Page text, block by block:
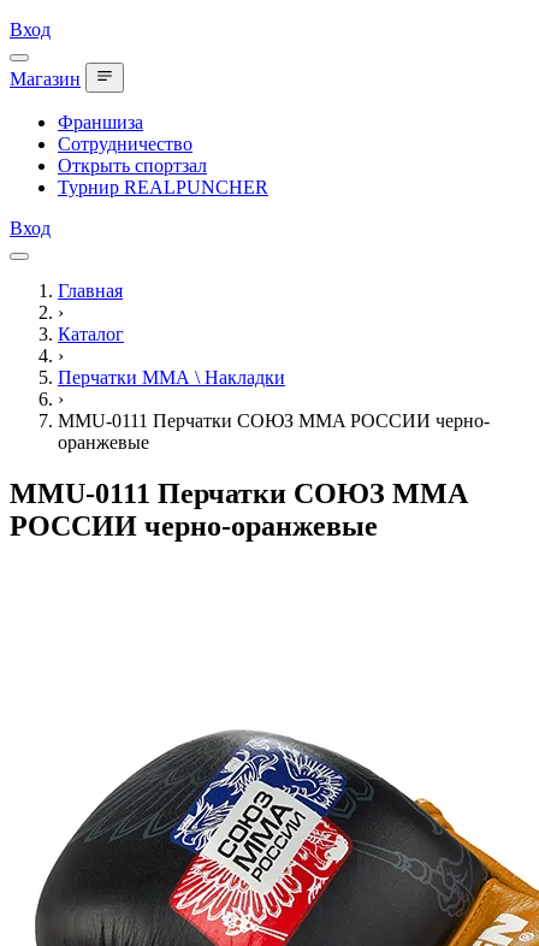
Вход
Магазин
Франшиза
Сотрудничество
Открыть спортзал
Турнир REALPUNCHER
Вход
Главная
›
Каталог
›
Перчатки ММА \ Накладки
›
MMU-0111 Перчатки СОЮЗ MMA РОССИИ черно-
оранжевые
MMU-0111 Перчатки СОЮЗ MMA
РОССИИ черно-оранжевые